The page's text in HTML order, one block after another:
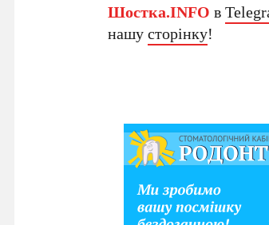
Шостка.INFO в
нашусторінку!